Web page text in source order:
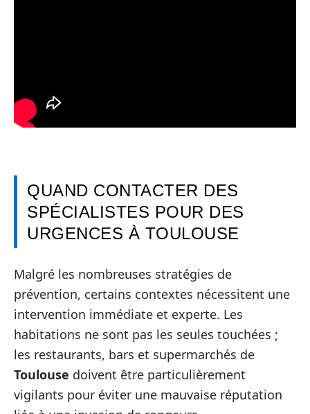
QUAND CONTACTER DES
SPÉCIALISTES POUR DES
URGENCES À TOULOUSE
Malgré les nombreuses stratégies de
prévention, certains contextes nécessitent une
intervention immédiate et experte. Les
habitations ne sont pas les seules touchées ;
les restaurants, bars et supermarchés de
Toulouse doivent être particulièrement
vigilants pour éviter une mauvaise réputation